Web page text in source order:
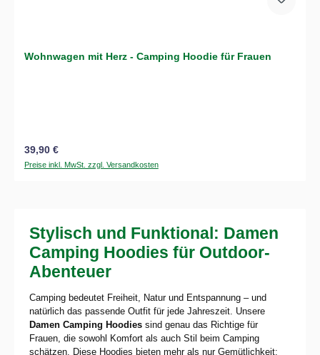
Wohnwagen mit Herz - Camping Hoodie für Frauen
Regulärer Preis:
39,90 €
Preise inkl. MwSt. zzgl. Versandkosten
Stylisch und Funktional: Damen
Camping Hoodies für Outdoor-
Abenteuer
Camping bedeutet Freiheit, Natur und Entspannung – und
natürlich das passende Outfit für jede Jahreszeit. Unsere
Damen Camping Hoodies sind genau das Richtige für
Frauen, die sowohl Komfort als auch Stil beim Camping
schätzen. Diese Hoodies bieten mehr als nur Gemütlichkeit: